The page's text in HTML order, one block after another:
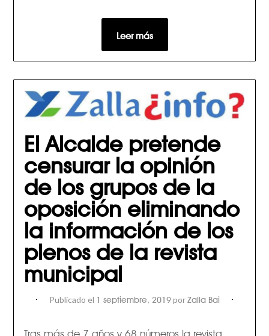
Leer más
El Alcalde pretende
censurar la opinión
de los grupos de la
oposición eliminando
la información de los
plenos de la revista
municipal
Publicado el 1 septiembre, 2019 por Zalla Bai
Tras más de 7 años y 68 números la revista